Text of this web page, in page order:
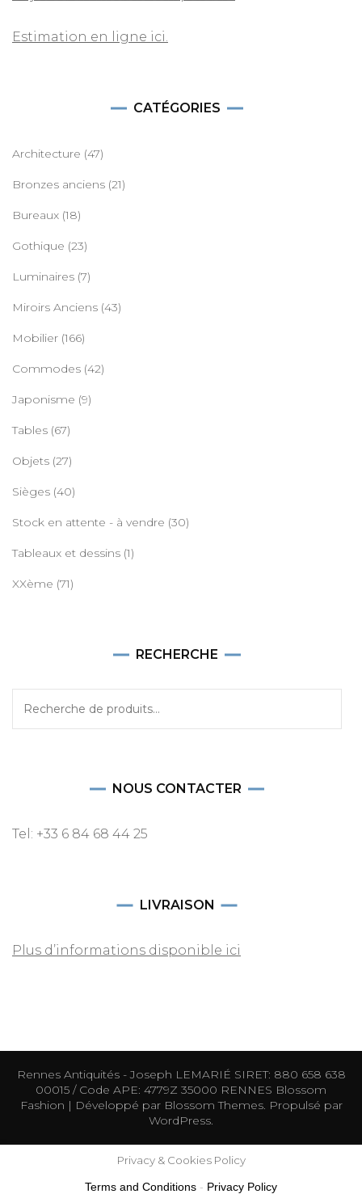
Estimation en ligne ici.
CATÉGORIES
Architecture (47)
Bronzes anciens (21)
Bureaux (18)
Gothique (23)
Luminaires (7)
Miroirs Anciens (43)
Mobilier (166)
Commodes (42)
Japonisme (9)
Tables (67)
Objets (27)
Sièges (40)
Stock en attente - à vendre (30)
Tableaux et dessins (1)
XXème (71)
RECHERCHE
NOUS CONTACTER
Tel: +33 6 84 68 44 25
LIVRAISON
Plus d’informations disponible ici
Rennes Antiquités - Joseph LEMARIÉ SIRET: 880 658 638
00015 / Code APE: 4779Z 35000 RENNES Blossom
Fashion | Développé parBlossom Themes. Propulsé par
WordPress.
Privacy & Cookies Policy
Terms and Conditions - Privacy Policy